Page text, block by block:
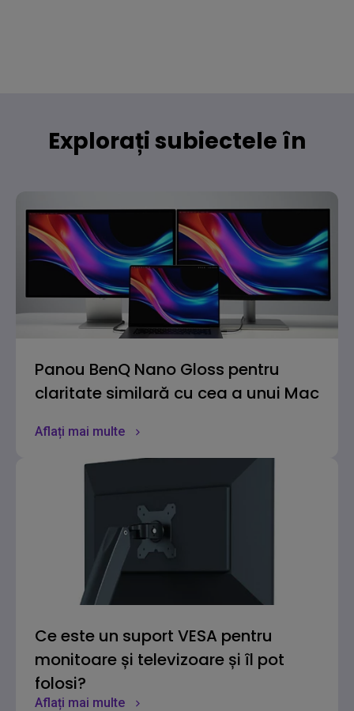
Explorați subiectele în
Panou BenQ Nano Gloss pentru
claritate similară cu cea a unui Mac
Aflați mai multe
Ce este un suport VESA pentru
monitoare și televizoare și îl pot
folosi?
Aflați mai multe